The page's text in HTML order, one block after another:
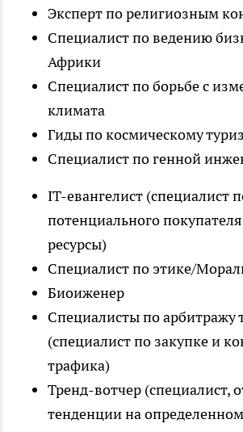
Эксперт по религиозным
Специалист по ведению
Африки
Специалист по борьбе с
климата
Гиды по космическому
Специалист по генной
IT-евангелист (специалист
потенциального
ресурсы)
Специалист по этике/
Биоиженер
Специалисты по арбитражу
(специалист по закупке и
трафика)
Тренд-вотчер (специалист,
тенденции на